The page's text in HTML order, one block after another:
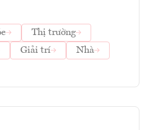
Thị trường
Giải trí
Nhà